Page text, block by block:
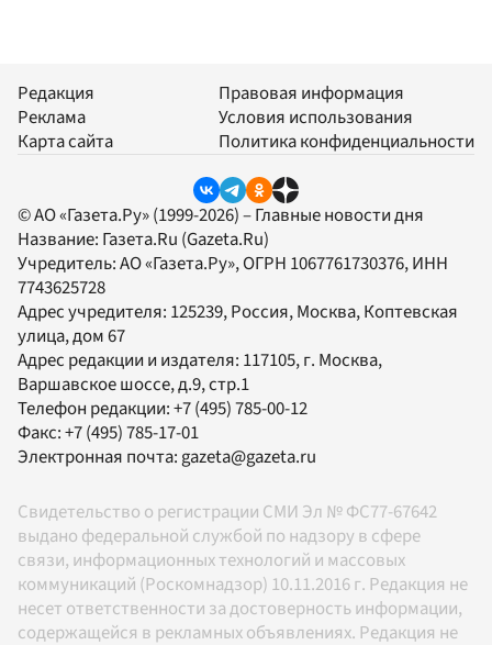
Редакция
Реклама
Карта сайта
Правовая информация
Условия использования
Политика конфиденциальности
© АО «Газета.Ру» (1999-2026) – Главные новости дня
Название: Газета.Ru (Gazeta.Ru)
Учредитель:АО «Газета.Ру», ОГРН 1067761730376, ИНН
7743625728
Адрес учредителя: 125239, Россия, Москва, Коптевская
улица, дом 67
Адрес редакции и издателя: 117105, г. Москва,
Варшавское шоссе, д.9, стр.1
Телефон редакции:+7 (495) 785-00-12
Факс:+7 (495) 785-17-01
Электронная почта: gazeta@gazeta.ru
Свидетельство о регистрации СМИ Эл № ФС77-67642
выдано федеральной службой по надзору в сфере
связи, информационных технологий и массовых
коммуникаций (Роскомнадзор) 10.11.2016 г. Редакция не
несет ответственности за достоверность информации,
содержащейся в рекламных объявлениях. Редакция не